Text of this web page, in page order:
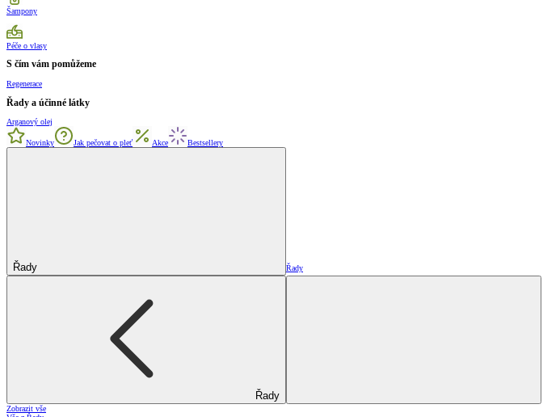
Šampony
Péče o vlasy
S čím vám pomůžeme
Regenerace
Řady a účinné látky
Arganový olej
Novinky Jak pečovat o pleť Akce Bestsellery
Řady Řady
Řady
Zobrazit vše